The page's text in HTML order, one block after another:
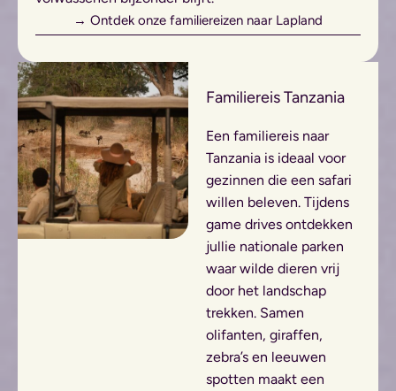
→ Ontdek onze familiereizen naar Lapland
Familiereis Tanzania
Een familiereis naar
Tanzania is ideaal voor
gezinnen die een safari
willen beleven. Tijdens
game drives ontdekken
jullie nationale parken
waar wilde dieren vrij
door het landschap
trekken. Samen
olifanten, giraffen,
zebra’s en leeuwen
spotten maakt een